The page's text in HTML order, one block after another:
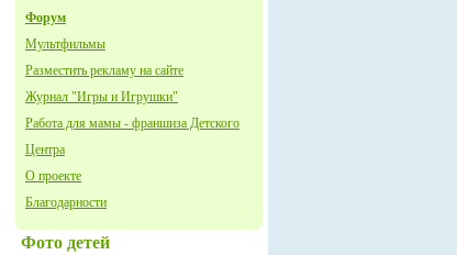
Форум
Мультфильмы
Разместить рекламу на сайте
Журнал "Игры и Игрушки"
Работа для мамы - франшиза Детского
Центра
О проекте
Благодарности
Фото детей